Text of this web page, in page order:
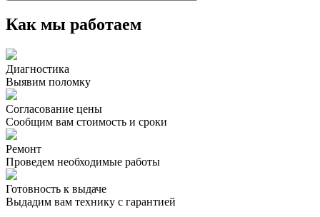
Как мы работаем
Диагностика
Выявим поломку
Согласование цены
Сообщим вам стоимость и сроки
Ремонт
Проведем необходимые работы
Готовность к выдаче
Выдадим вам технику с гарантией